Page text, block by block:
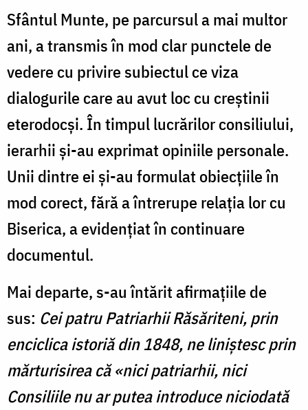
Sfântul Munte, pe parcursul a mai multor
ani, a transmis în mod clar punctele de
vedere cu privire subiectul ce viza
dialogurile care au avut loc cu creștinii
eterodocşi. În timpul lucrărilor consiliului,
ierarhii şi-au exprimat opiniile personale.
Unii dintre ei şi-au formulat obiecțiile în
mod corect, fără a întrerupe relația lor cu
Biserica, a evidenţiat în continuare
documentul.
Mai departe, s-au întărit afirmaţiile de
sus: Cei patru Patriarhii Răsăriteni, prin
enciclica istoriă din 1848, ne liniştesc prin
mărturisirea că «nici patriarhii, nici
Consiliile nu ar putea introduce niciodată